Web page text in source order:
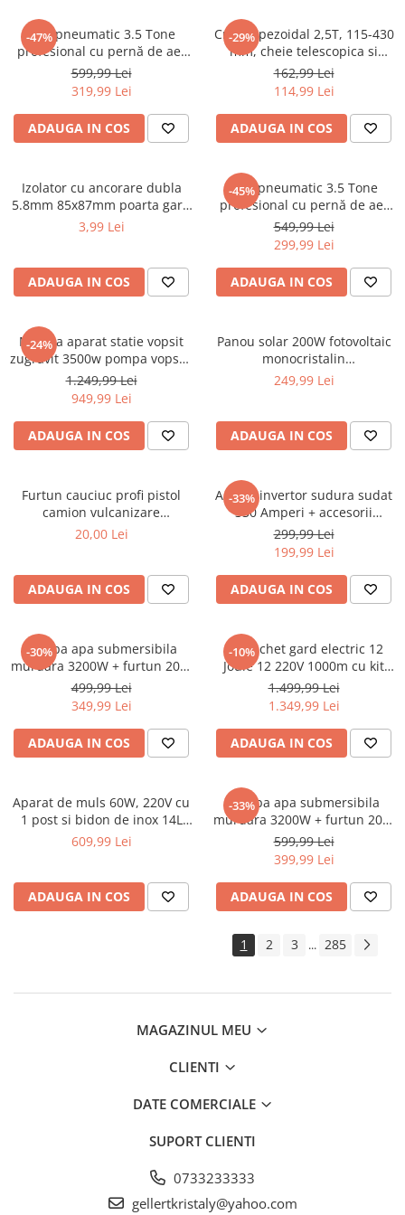
Aparat taiat cu plasma
Aparate sudura
Masca de sudura
Sursa lumina
UPS Sursa curent
Cilindru hidraulic
Cricuri
Scule pentru gresat
Suport motor
Testere / masuratoare
Traversa echilibrare / adaptor
Truse diverse consumabile
Scule pentru instalatori
Scule pentru lemn
Surubelnite
Truse scule
-47%
Cric pneumatic 3.5 Tone
profesional cu pernă de aer
pentru vulcanizare 13.5-40cm
(TA256)
599,99 Lei
319,99 Lei
ADAUGA IN COS
-29%
Cric trapezoidal 2,5T, 115-430
mm, cheie telescopica si
accesorii incluse (KD3525)
162,99 Lei
114,99 Lei
ADAUGA IN COS
Izolator cu ancorare dubla
5.8mm 85x87mm poarta gard
electric M87Z673 DISBY77
3,99 Lei
ADAUGA IN COS
-45%
Cric pneumatic 3.5 Tone
profesional cu pernă de aer
pentru vulcanizare (KD470)
549,99 Lei
299,99 Lei
ADAUGA IN COS
-24%
Masina aparat statie vopsit
zugravit 3500w pompa vopsea
var lac lavabil 225bar 15Lmin
(KD2123)
1.249,99 Lei
949,99 Lei
ADAUGA IN COS
Panou solar 200W fotovoltaic
monocristalin
1350x765x30mm (BK87494-2)
249,99 Lei
ADAUGA IN COS
Furtun cauciuc profi pistol
camion vulcanizare
pneumatic compresor aer
20,00 Lei
ADAUGA IN COS
-33%
Aparat invertor sudura sudat
330 Amperi + accesorii
(KD1781)
299,99 Lei
199,99 Lei
ADAUGA IN COS
-30%
Pompa apa submersibila
murdara 3200W + furtun 20m
pompieri (CP-5511)
499,99 Lei
349,99 Lei
ADAUGA IN COS
-10%
Kit pachet gard electric 12
Joule 12 220V 1000m cu kit
fotovoltaic panou solar 30W
baterie 12V 12Ah cutie din
inox (BK87633-1000(-30W-
12Ah))
1.499,99 Lei
1.349,99 Lei
ADAUGA IN COS
Aparat de muls 60W, 220V cu
1 post si bidon de inox 14L
pentru capre si oi (DISGM17)
609,99 Lei
ADAUGA IN COS
-33%
Pompa apa submersibila
murdara 3200W + furtun 20m
pompieri (STPW3200+20M)
599,99 Lei
399,99 Lei
ADAUGA IN COS
1 2 3 ... 285
MAGAZINUL MEU
CLIENTI
DATE COMERCIALE
SUPORT CLIENTI
0733233333
gellertkristaly@yahoo.com